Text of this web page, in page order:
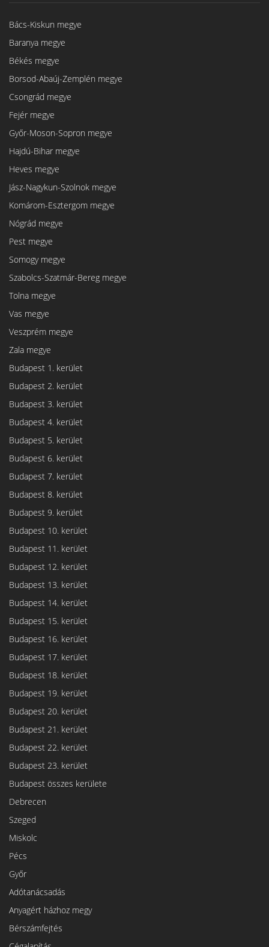
Bács-Kiskun megye
Baranya megye
Békés megye
Borsod-Abaúj-Zemplén megye
Csongrád megye
Fejér megye
Győr-Moson-Sopron megye
Hajdú-Bihar megye
Heves megye
Jász-Nagykun-Szolnok megye
Komárom-Esztergom megye
Nógrád megye
Pest megye
Somogy megye
Szabolcs-Szatmár-Bereg megye
Tolna megye
Vas megye
Veszprém megye
Zala megye
Budapest 1. kerület
Budapest 2. kerület
Budapest 3. kerület
Budapest 4. kerület
Budapest 5. kerület
Budapest 6. kerület
Budapest 7. kerület
Budapest 8. kerület
Budapest 9. kerület
Budapest 10. kerület
Budapest 11. kerület
Budapest 12. kerület
Budapest 13. kerület
Budapest 14. kerület
Budapest 15. kerület
Budapest 16. kerület
Budapest 17. kerület
Budapest 18. kerület
Budapest 19. kerület
Budapest 20. kerület
Budapest 21. kerület
Budapest 22. kerület
Budapest 23. kerület
Budapest összes kerülete
Debrecen
Szeged
Miskolc
Pécs
Győr
Adótanácsadás
Anyagért házhoz megy
Bérszámfejtés